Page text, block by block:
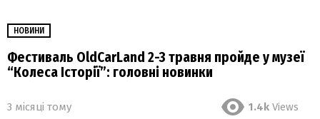
НОВИНИ
Фестиваль OldCarLand 2-3 травня пройде у музеї
“Колеса Історії”: головні новинки
3 місяці тому 1.4k Views